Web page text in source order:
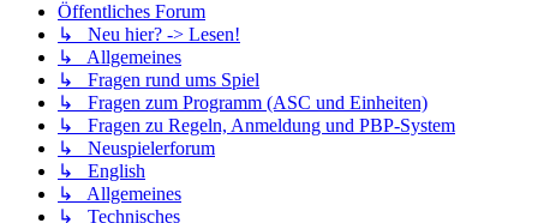
Öffentliches Forum
↳ Neu hier? -> Lesen!
↳ Allgemeines
↳ Fragen rund ums Spiel
↳ Fragen zum Programm (ASC und Einheiten)
↳ Fragen zu Regeln, Anmeldung und PBP-System
↳ Neuspielerforum
↳ English
↳ Allgemeines
↳ Technisches